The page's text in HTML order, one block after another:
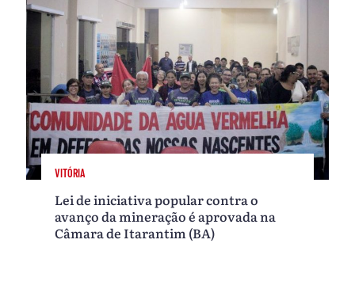
VITÓRIA
Lei de iniciativa popular contra o
avanço da mineração é aprovada na
Câmara de Itarantim (BA)